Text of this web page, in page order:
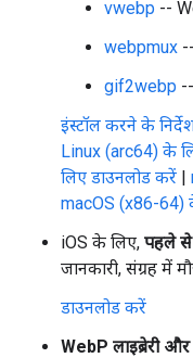
vwebp --
webpmux
gif2webp
इंस्टॉल करने के
Linux (arc64) के
लिए डाउनलोड करें |
macOS (x86-64)
iOS के लिए, पहले से
जानकारी, संग्रह में
डाउनलोड करें
WebP लाइब्रेरी